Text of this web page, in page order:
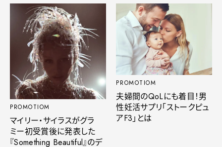
PROMOTIOM
マイリー・サイラスがグラ
ミー初受賞後に発表した
『Something Beautiful』のデ
PROMOTIOM
夫婦間のQoLにも着目！男
性妊活サプリ「ストークピュ
アF3」とは